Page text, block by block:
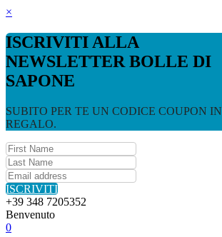
×
ISCRIVITI ALLA
NEWSLETTER BOLLE DI
SAPONE
SUBITO PER TE UN CODICE COUPON IN
REGALO.
ISCRIVITI
+39 348 7205352
Benvenuto
0